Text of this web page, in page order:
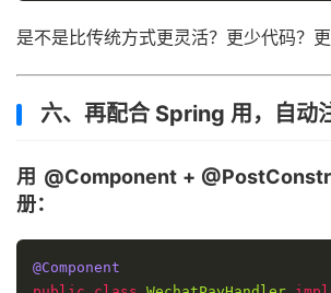
是不是比传统方式更灵活？更少代码？更
六、再配合 Spring 用，自动
用 @Component +
册：
@Component